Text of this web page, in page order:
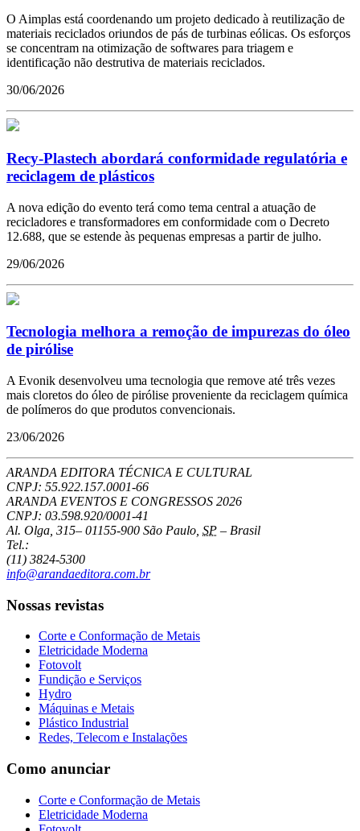
O Aimplas está coordenando um projeto dedicado à reutilização de
materiais reciclados oriundos de pás de turbinas eólicas. Os esforços
se concentram na otimização de softwares para triagem e
identificação não destrutiva de materiais reciclados.
30/06/2026
Recy-Plastech abordará conformidade regulatória e
reciclagem de plásticos
A nova edição do evento terá como tema central a atuação de
recicladores e transformadores em conformidade com o Decreto
12.688, que se estende às pequenas empresas a partir de julho.
29/06/2026
Tecnologia melhora a remoção de impurezas do óleo
de pirólise
A Evonik desenvolveu uma tecnologia que remove até três vezes
mais cloretos do óleo de pirólise proveniente da reciclagem química
de polímeros do que produtos convencionais.
23/06/2026
ARANDA EDITORA TÉCNICA E CULTURAL
CNPJ: 55.922.157.0001-66
ARANDA EVENTOS E CONGRESSOS 2026
CNPJ: 03.598.920/0001-41
Al. Olga, 315– 01155-900 São Paulo SP – Brasil
Tel.:
(11) 3824-5300
info@arandaeditora.com.br
Nossas revistas
Corte e Conformação de Metais
Eletricidade Moderna
Fotovolt
Fundição e Serviços
Hydro
Máquinas e Metais
Plástico Industrial
Redes, Telecom e Instalações
Como anunciar
Corte e Conformação de Metais
Eletricidade Moderna